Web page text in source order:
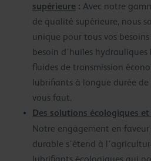
supérieure : Avec notre
de qualité supérieure, nous
unique pour tous vos
besoin d’huiles
fluides de transmission
lubrifiants à longue durée de
vous faut.
Des solutions écologiques
Notre engagement en
durable s’étend à